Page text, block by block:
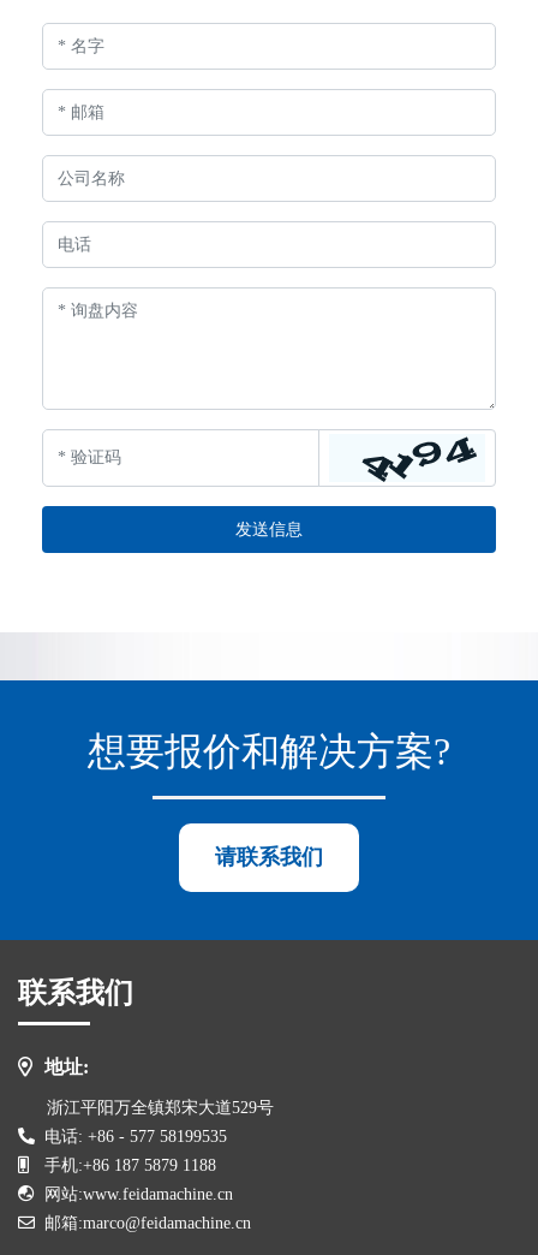
发送信息
想要报价和解决方案?
请联系我们
联系我们
地址:
浙江平阳万全镇郑宋大道529号
电话: +86 - 577 58199535
手机:+86 187 5879 1188
网站:www.feidamachine.cn
邮箱:marco@feidamachine.cn